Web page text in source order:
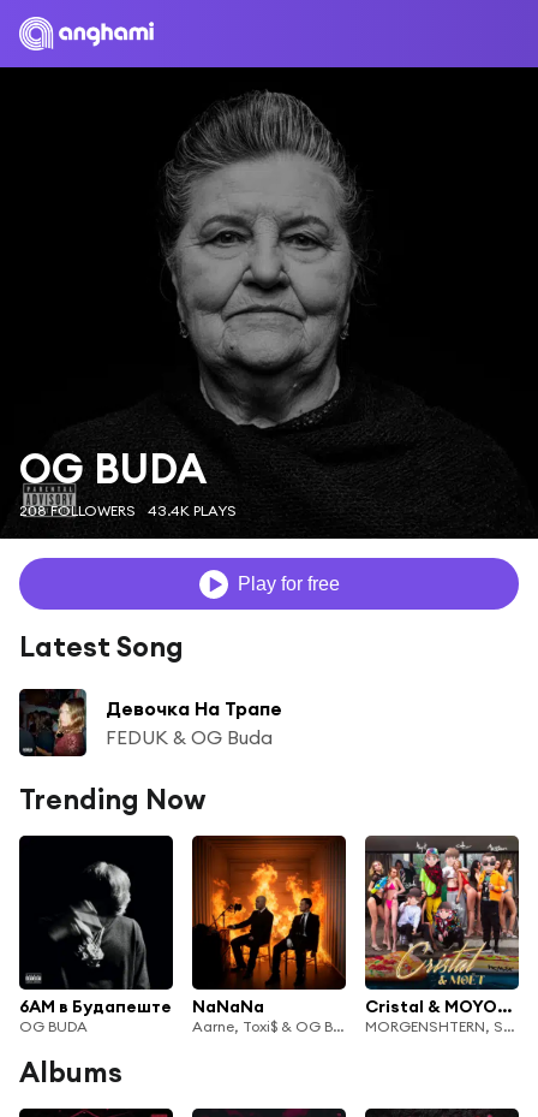
OG BUDA
208 FOLLOWERS 43.4K PLAYS
Play for free
Latest Song
Девочка На Трапе
FEDUK & OG Buda
Trending Now
6AM в Будапеште
OG BUDA
NaNaNa
Aarne, Toxi$ & OG Buda
Cristal & MOYOT (Remix)
MORGENSHTERN, SODA LUV, blago white, OG Buda & MAYOT
Albums